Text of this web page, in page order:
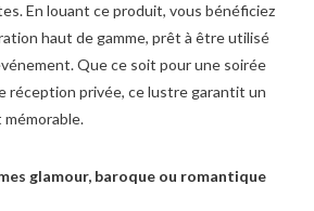
En louant ce produit, vous bénéficiez
haut de gamme, prêt à être utilisé
Que ce soit pour une soirée
réception privée, ce lustre garantit un
glamour, baroque ou romantique